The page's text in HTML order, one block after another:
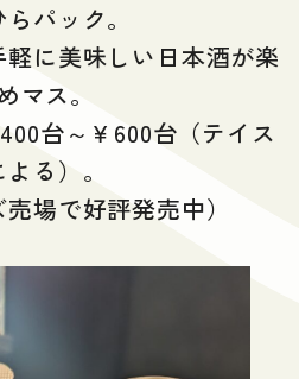
パック。
に美味しい日本酒が楽
マス。
台～￥600台（テイス
よる）。
売場で好評発売中）